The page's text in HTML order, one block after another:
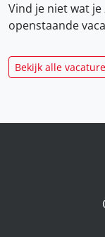
Vind je niet wat je
openstaande
Bekijk alle